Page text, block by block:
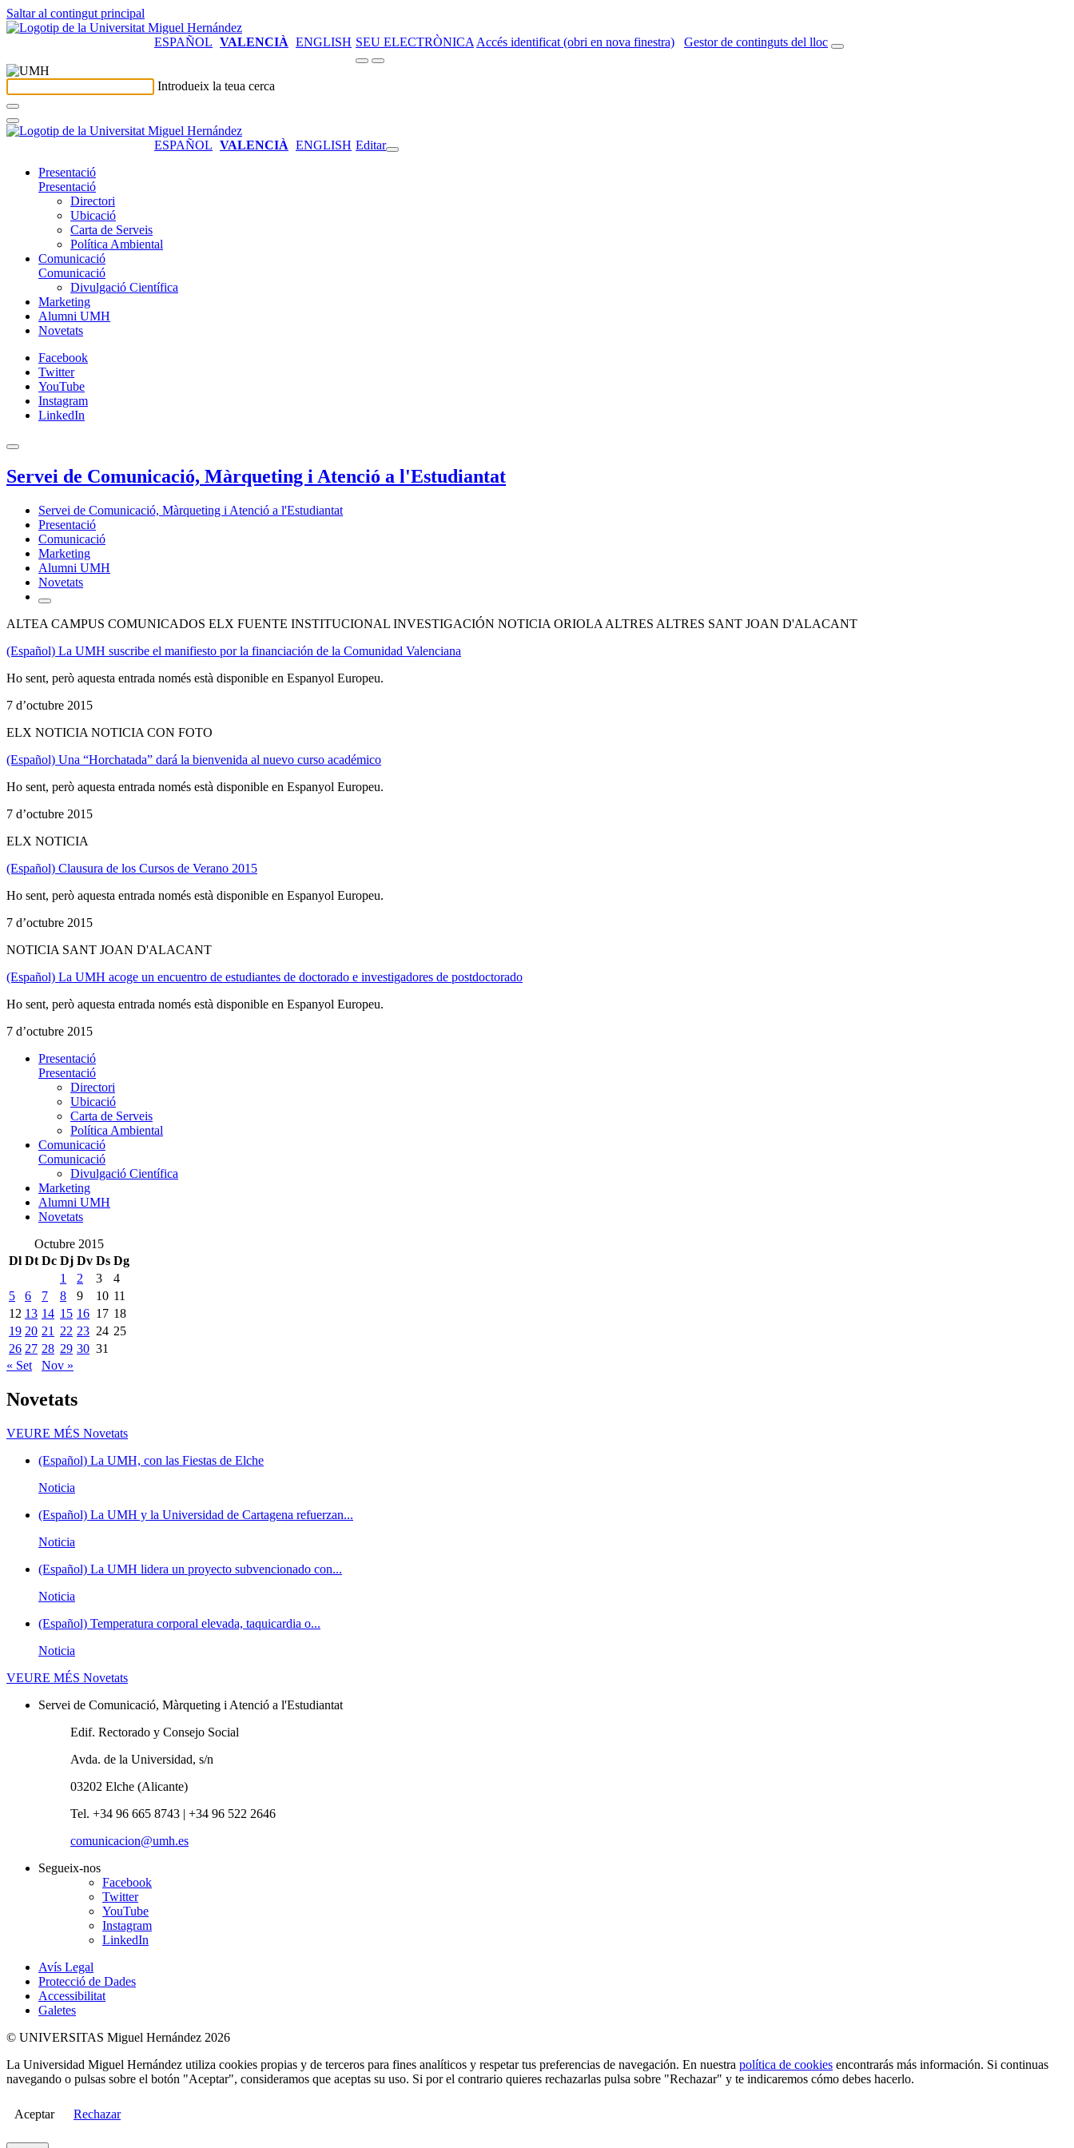
Saltar al contingut principal
ESPAÑOL VALENCIÀ ENGLISH SEU ELECTRÒNICA Accés identificat (obri en nova finestra) Gestor de continguts del lloc
Introdueix la teua cerca
ESPAÑOL VALENCIÀ ENGLISH Editar
Presentació
Presentació
Directori
Ubicació
Carta de Serveis
Política Ambiental
Comunicació
Comunicació
Divulgació Científica
Marketing
Alumni UMH
Novetats
Facebook
Twitter
YouTube
Instagram
LinkedIn
Servei de Comunicació, Màrqueting i Atenció a l'Estudiantat
Servei de Comunicació, Màrqueting i Atenció a l'Estudiantat
Presentació
Comunicació
Marketing
Alumni UMH
Novetats
ALTEA CAMPUS COMUNICADOS ELX FUENTE INSTITUCIONAL INVESTIGACIÓN NOTICIA ORIOLA ALTRES ALTRES SANT JOAN D'ALACANT
(Español) La UMH suscribe el manifiesto por la financiación de la Comunidad Valenciana
Ho sent, però aquesta entrada només està disponible en Espanyol Europeu.
7 d’octubre 2015
ELX NOTICIA NOTICIA CON FOTO
(Español) Una “Horchatada” dará la bienvenida al nuevo curso académico
Ho sent, però aquesta entrada només està disponible en Espanyol Europeu.
7 d’octubre 2015
ELX NOTICIA
(Español) Clausura de los Cursos de Verano 2015
Ho sent, però aquesta entrada només està disponible en Espanyol Europeu.
7 d’octubre 2015
NOTICIA SANT JOAN D'ALACANT
(Español) La UMH acoge un encuentro de estudiantes de doctorado e investigadores de postdoctorado
Ho sent, però aquesta entrada només està disponible en Espanyol Europeu.
7 d’octubre 2015
Presentació
Presentació
Directori
Ubicació
Carta de Serveis
Política Ambiental
Comunicació
Comunicació
Divulgació Científica
Marketing
Alumni UMH
Novetats
Octubre 2015
Dl Dt Dc Dj Dv Ds Dg
1
2 3
4
5
6 7 8 9 10 11
12 13 14 15 16 17 18
19 20 21 22 23 24 25
26 27 28 29 30 31
« Set
Nov »
Novetats
VEURE MÉS Novetats
(Español) La UMH, con las Fiestas de Elche
Noticia
(Español) La UMH y la Universidad de Cartagena refuerzan...
Noticia
(Español) La UMH lidera un proyecto subvencionado con...
Noticia
(Español) Temperatura corporal elevada, taquicardia o...
Noticia
VEURE MÉS Novetats
Servei de Comunicació, Màrqueting i Atenció a l'Estudiantat
Edif. Rectorado y Consejo Social
Avda. de la Universidad, s/n
03202 Elche (Alicante)
Tel. +34 96 665 8743 | +34 96 522 2646
comunicacion@umh.es
Segueix-nos
Facebook
Twitter
YouTube
Instagram
LinkedIn
Avís Legal
Protecció de Dades
Accessibilitat
Galetes
© UNIVERSITAS Miguel Hernández 2026
La Universidad Miguel Hernández utiliza cookies propias y de terceros para fines analíticos y respetar tus preferencias de navegación. En nuestra política de cookies encontrarás más información. Si continuas
navegando o pulsas sobre el botón "Aceptar", consideramos que aceptas su uso. Si por el contrario quieres rechazarlas pulsa sobre "Rechazar" y te indicaremos cómo debes hacerlo.
Aceptar Rechazar